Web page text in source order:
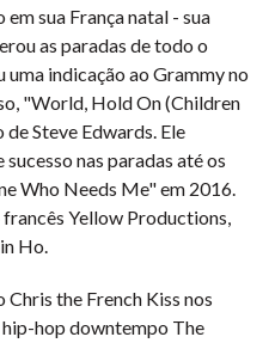
sua França natal - sua
as paradas de todo o
uma indicação ao Grammy no
"World, Hold On (Children
Steve Edwards. Ele
nas paradas até os
Who Needs Me" em 2016.
Yellow Productions,
Ho.
the French Kiss nos
hop downtempo The